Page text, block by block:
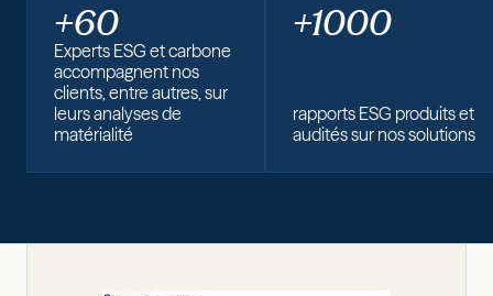
+60
Experts ESG et carbone
accompagnent nos
clients, entre autres, sur
leurs analyses de
matérialité
+1000
rapports ESG produits et
audités sur nos solutions